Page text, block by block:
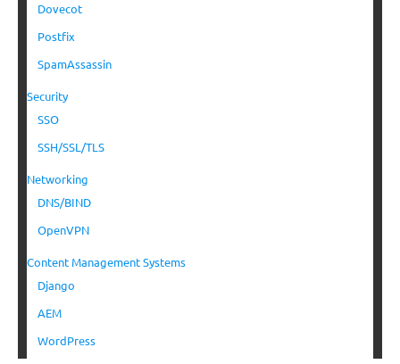
Dovecot
Postfix
SpamAssassin
Security
SSO
SSH/SSL/TLS
Networking
DNS/BIND
OpenVPN
Content Management Systems
Django
AEM
WordPress